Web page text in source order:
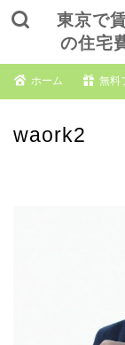
東京で
の住宅
ホーム 無料
waork2